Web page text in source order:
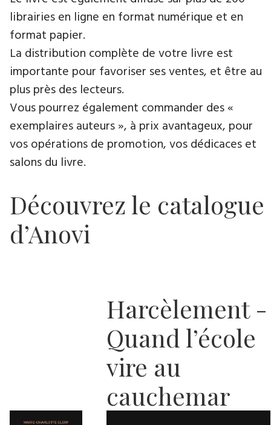
librairies en ligne en format numérique et en
format papier.
La distribution complète de votre livre est
importante pour favoriser ses ventes, et être au
plus près des lecteurs.
Vous pourrez également commander des «
exemplaires auteurs », à prix avantageux, pour
vos opérations de promotion, vos dédicaces et
salons du livre.
Découvrez le catalogue
d’Anovi
Harcèlement -
Quand l’école
vire au
cauchemar